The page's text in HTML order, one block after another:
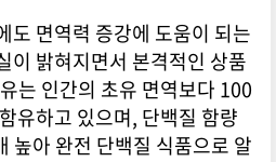
도 면역력 증강에 도움이 되는
이 밝혀지면서 본격적인 상품
는 인간의 초유 면역보다 100
유하고 있으며, 단백질 함량
높아 완전 단백질 식품으로 알